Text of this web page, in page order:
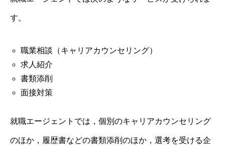
す。
職業相談（キャリアカウンセリング）
求人紹介
書類添削
面接対策
就職エージェントでは，個別のキャリアカウンセリング
のほか，履歴書などの書類添削のほか，選考を受ける企